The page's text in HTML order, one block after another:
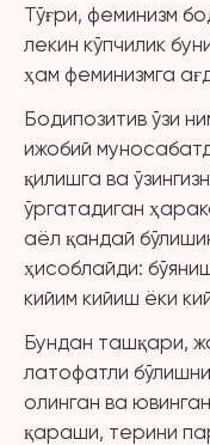
Тўғри, феминизм
лекин кўпчилик
ҳам феминизмга
Бодипозитив ўзи
ижобий
қилишга ва
ўргатадиган
аёл қандай
ҳисоблайди:
кийим кийиш ёки
Бундан ташқари,
латофатли
олинган ва
қараши, терини